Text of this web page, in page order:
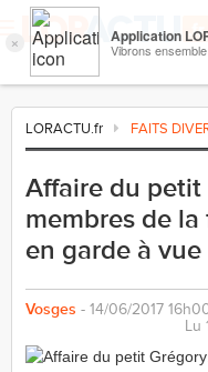
LORACTU.fr FAITS
Affaire du
membres de
en garde à vue
Vosges - 14/06/2017
Lu